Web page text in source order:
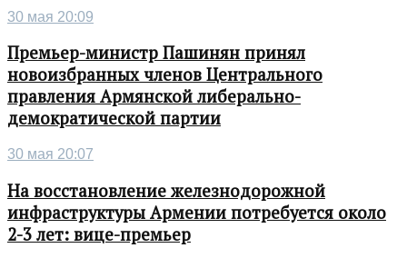
30 мая 20:09
Премьер-министр Пашинян принял
новоизбранных членов Центрального
правления Армянской либерально-
демократической партии
30 мая 20:07
На восстановление железнодорожной
инфраструктуры Армении потребуется около
2-3 лет: вице-премьер